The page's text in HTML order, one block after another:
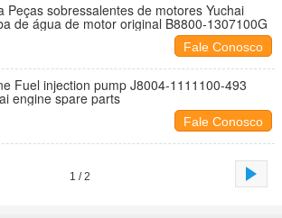
Peças sobressalentes de motores Yuchai
de água de motor original B8800-1307100G
Fale Conosco
Fuel injection pump J8004-1111100-493
engine spare parts
Fale Conosco
1 / 2